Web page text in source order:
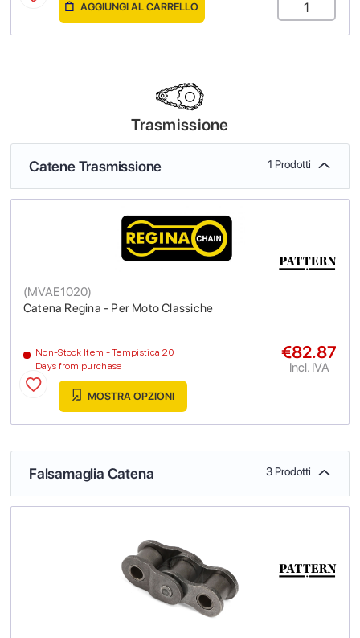
AGGIUNGI AL CARRELLO
Trasmissione
Catene Trasmissione 1 Prodotti
Catena Regina - Per Moto Classiche
(MVAE1020)
Non-Stock Item - Tempistica 20
Days from purchase
€82.87
Incl. IVA
MOSTRA OPZIONI
Falsamaglia Catena 3 Prodotti